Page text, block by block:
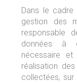
Dans le
gestion des
responsable
données à
nécessaire
réalisation
collectées,